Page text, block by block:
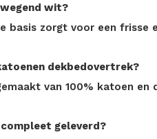
wit?
basis zorgt voor een frisse
dekbedovertrek?
van 100% katoen
geleverd?